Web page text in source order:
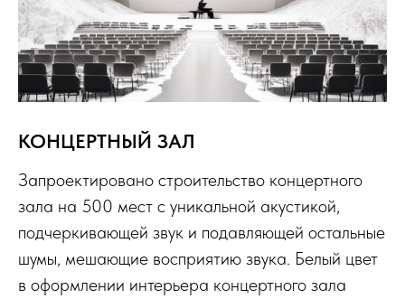
КОНЦЕРТНЫЙ ЗАЛ
Запроектировано строительство концертного
зала на 500 мест с уникальной акустикой,
подчеркивающей звук и подавляющей остальные
шумы, мешающие восприятию звука. Белый цвет
в оформлении интерьера концертного зала